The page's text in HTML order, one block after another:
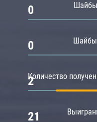
Шайбы
0
Шайбы
0
Количество
2
21